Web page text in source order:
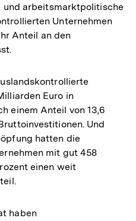
arbeitsmarktpolitische
Unternehmen
Anteil an den
Euro in
einem Anteil von 13,6
Und
hatten die
mit gut 458
einen weit
haben